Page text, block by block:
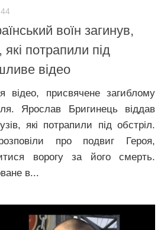
воїн загинув,
потрапили під
відео
відео, присвячене загиблому
Ярослав Бригинець віддав
які потрапили під обстріл.
про подвиг Героя,
ворогу за його смерть.
в...